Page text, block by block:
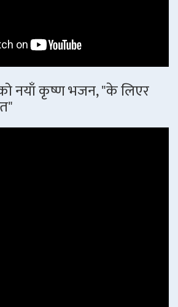
नयाँ कृष्ण भजन, "के लिएर